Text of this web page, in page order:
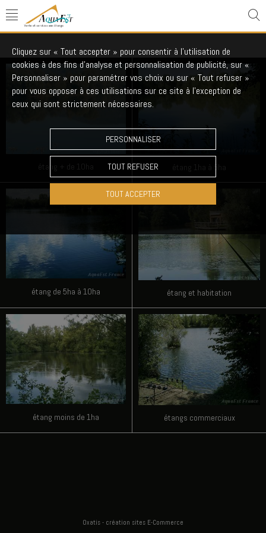
étang + de 10ha étang 1ha à 5ha
étang de 5ha à 10ha étang et habitation
étang moins de 1ha étangs commerciaux
Cliquez sur « Tout accepter » pour consentir à l'utilisation de
cookies à des fins d’analyse et personnalisation de publicité, sur «
Personnaliser » pour paramétrer vos choix ou sur « Tout refuser »
pour vous opposer à ces utilisations sur ce site à l’exception de
ceux qui sont strictement nécessaires.
PERSONNALISER
TOUT REFUSER
TOUT ACCEPTER
Oxatis - création sites E-Commerce